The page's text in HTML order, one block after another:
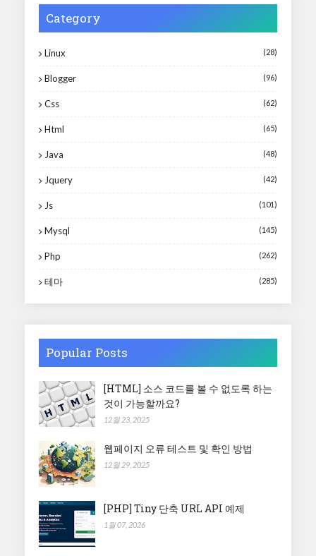
Category
Linux (28)
Blogger (96)
Css (62)
Html (65)
Java (48)
Jquery (42)
Js (101)
Mysql (145)
Php (262)
테마 (285)
Popular Posts
[HTML] 소스 코드를 볼 수 없도록 하는
것이 가능할까요?
12월 23, 2025
웹페이지 오류 테스트 및 확인 방법
12월 29, 2025
[PHP] Tiny 단축 URL API 예제
1월 07, 2026